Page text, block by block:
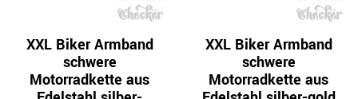
XXL Biker Armband
schwere
Motorradkette aus
XXL Biker Armband
schwere
Motorradkette aus